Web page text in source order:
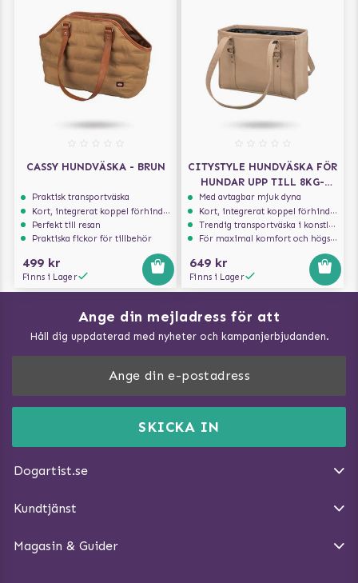
CASSY HUNDVÄSKA - BRUN
Praktisk transportväska
Kort, integrerat koppel förhindrar att hunden hoppar ur
Perfekt till resan
Praktiska fickor för tillbehör
499 kr
Finns i Lager
CITYSTYLE HUNDVÄSKA FÖR
HUNDAR UPP TILL 8KG-
CAPPUCCINO
Med avtagbar mjuk dyna
Kort, integrerat koppel förhindrar att hunden hoppar ur
Trendig transportväska i konstläder
För maximal komfort och högsta säkerhet
649 kr
Finns i Lager
Ange din mejladress för att
Håll dig uppdaterad med nyheter och kampanjerbjudanden.
SKICKA IN
Dogartist.se
DogArtist.se drivs av:
E-post:info@dogartist.se
Kundtjänst
Ångra Köp
Magasin & Guider
Vad kan hundar äta?
Träna Nose Work hemma
Så gör du promenaden roligare
Hundbäddar